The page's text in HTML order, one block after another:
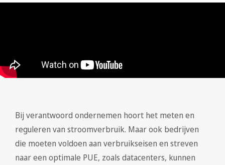
Bij verantwoord ondernemen hoort het meten en
reguleren van stroomverbruik. Maar ook bedrijven
die moeten voldoen aan verbruikseisen en streven
naar een optimale PUE, zoals datacenters, kunnen